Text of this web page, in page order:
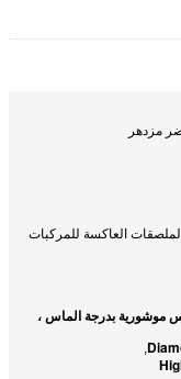
مزدهر
العاكسة للمركبات
موشورية بدرجة الماس ،
,